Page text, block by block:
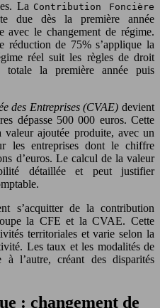
La Contribution Foncière
due dès la première année
avec le changement de régime.
réduction de 75% s’applique la
réel suit les règles de droit
totale la première année puis
des Entreprises (CVAE) devient
dépasse 500 000 euros. Cette
valeur ajoutée produite, avec un
les entreprises dont le chiffre
d’euros. Le calcul de la valeur
détaillée et peut justifier
s’acquitter de la contribution
la CFE et la CVAE. Cette
territoriales et varie selon la
Les taux et les modalités de
à l’autre, créant des disparités
: changement de